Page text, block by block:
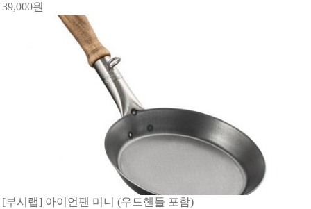
39,000원
[부시랩] 아이언팬 미니 (우드핸들 포함)